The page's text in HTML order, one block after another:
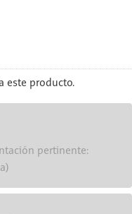
este producto.
pertinente: